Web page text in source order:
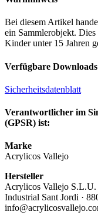
Bei diesem Artikel
ein Sammlerobjekt.
Kinder unter 15 Jahren
Verfügbare
Sicherheitsdatenblatt
Verantwortlicher im
(GPSR) ist:
Marke
Acrylicos Vallejo
Hersteller
Acrylicos Vallejo S.L.U.
Industrial Sant Jordi ·